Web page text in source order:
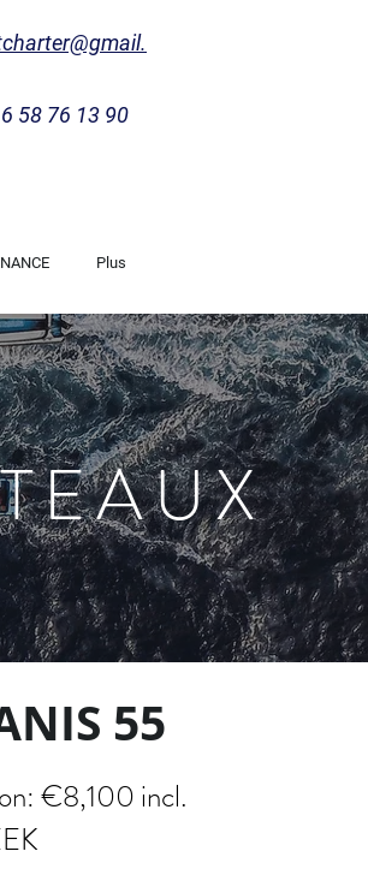
58 76 13 90
Plus
55
€8,100 incl.